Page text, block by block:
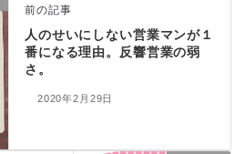
前の記事
人のせいにしない営業マンが１
番になる理由。反響営業の弱
さ。
2020年2月29日